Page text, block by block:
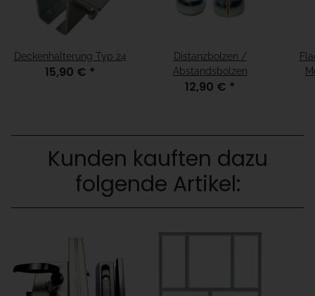
Deckenhalterung Typ 24
15,90 € *
Distanzbolzen /
Abstandsbolzen
12,90 € *
Kunden kauften dazu
folgende Artikel: